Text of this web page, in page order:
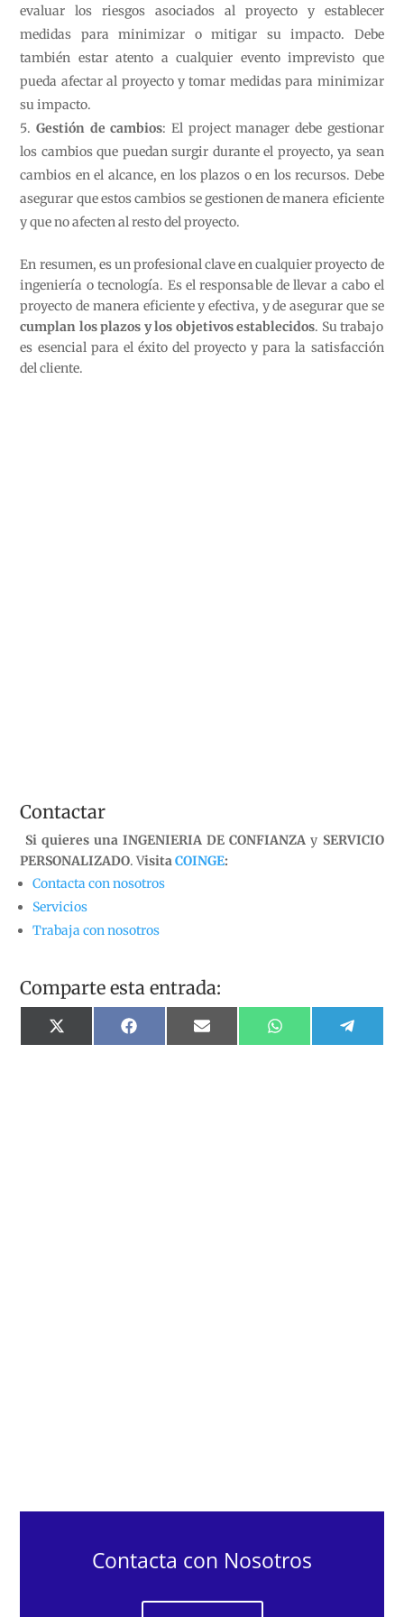
evaluar los riesgos asociados al proyecto y establecer
medidas para minimizar o mitigar su impacto. Debe
también estar atento a cualquier evento imprevisto que
pueda afectar al proyecto y tomar medidas para minimizar
su impacto.
Gestión de cambios: El project manager debe gestionar
los cambios que puedan surgir durante el proyecto, ya sean
cambios en el alcance, en los plazos o en los recursos. Debe
asegurar que estos cambios se gestionen de manera eficiente
y que no afecten al resto del proyecto.
En resumen, es un profesional clave en cualquier proyecto de
ingeniería o tecnología. Es el responsable de llevar a cabo el
proyecto de manera eficiente y efectiva, y de asegurar que se
cumplan los plazos y los objetivos establecidos. Su trabajo
es esencial para el éxito del proyecto y para la satisfacción
del cliente.
Contactar
Si quieres una INGENIERIA DE CONFIANZA y SERVICIO
PERSONALIZADO. VisitaCOINGE:
Contacta con nosotros
Servicios
Trabaja con nosotros
Comparte esta entrada:
Compartir
en
X
(Twitter)
Compartir
en
Facebook Compartir
en
Email Compartir
en
WhatsApp
en
Contacta con Nosotros